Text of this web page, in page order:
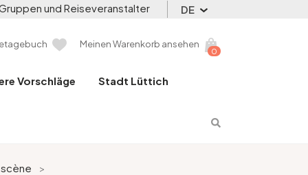
und Reiseveranstalter DE
0
Meinen Warenkorb ansehen
Vorschläge Stadt Lüttich
>